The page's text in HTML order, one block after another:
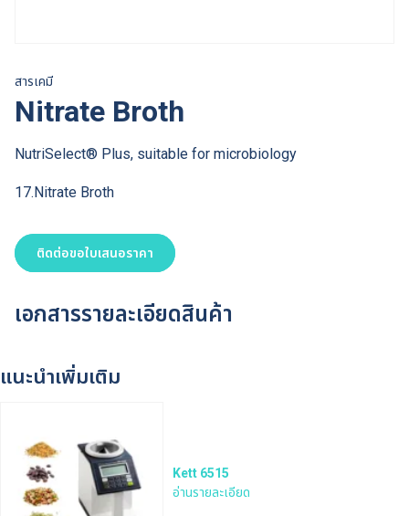
สารเคมี
Nitrate Broth
NutriSelect® Plus, suitable for microbiology
17.Nitrate Broth
ติดต่อขอใบเสนอราคา
เอกสารรายละเอียดสินค้า
แนะนำเพิ่มเติม
Kett 6515
อ่านรายละเอียด